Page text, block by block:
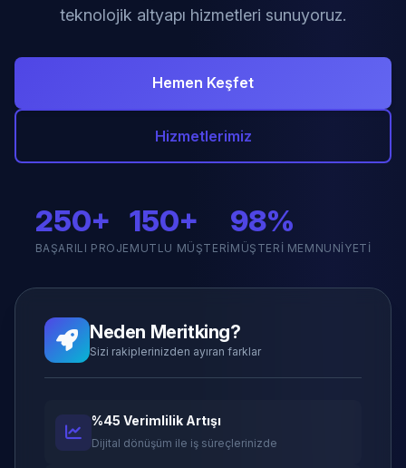
teknolojik altyapı hizmetleri sunuyoruz.
Hemen Keşfet
Hizmetlerimiz
250+
BAŞARILI PROJE
150+
MUTLU MÜŞTERI
98%
MÜŞTERI MEMNUNIYETI
Neden Meritking?
Sizi rakiplerinizden ayıran farklar
%45 Verimlilik Artışı
Dijital dönüşüm ile iş süreçlerinizde